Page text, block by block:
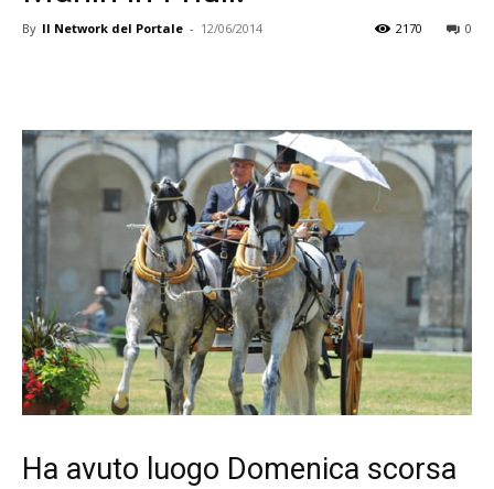
By Il Network del Portale - 12/06/2014 0
2170
Ha avuto luogo Domenica scorsa